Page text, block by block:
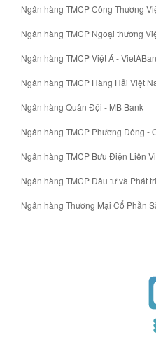
Ngân hàng TMCP Công Thương
Ngân hàng TMCP Ngoại thương
Ngân hàng TMCP Việt Á -
Ngân hàng TMCP Hàng Hải Việt
Ngân hàng Quân Đội - MB Bank
Ngân hàng TMCP Phương Đông -
Ngân hàng TMCP Bưu Điện Liên
Ngân hàng TMCP Đầu tư và Phát
Ngân hàng Thương Mại Cổ Phần